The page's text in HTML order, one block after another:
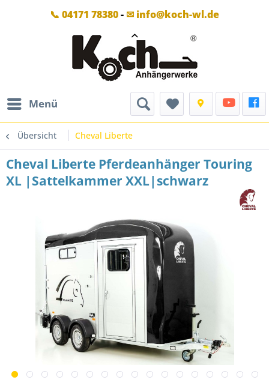
📞 04171 78380- ✉ info@koch-wl.de
Menü
Übersicht Cheval Liberte
Cheval Liberte Pferdeanhänger Touring
XL |Sattelkammer XXL|schwarz